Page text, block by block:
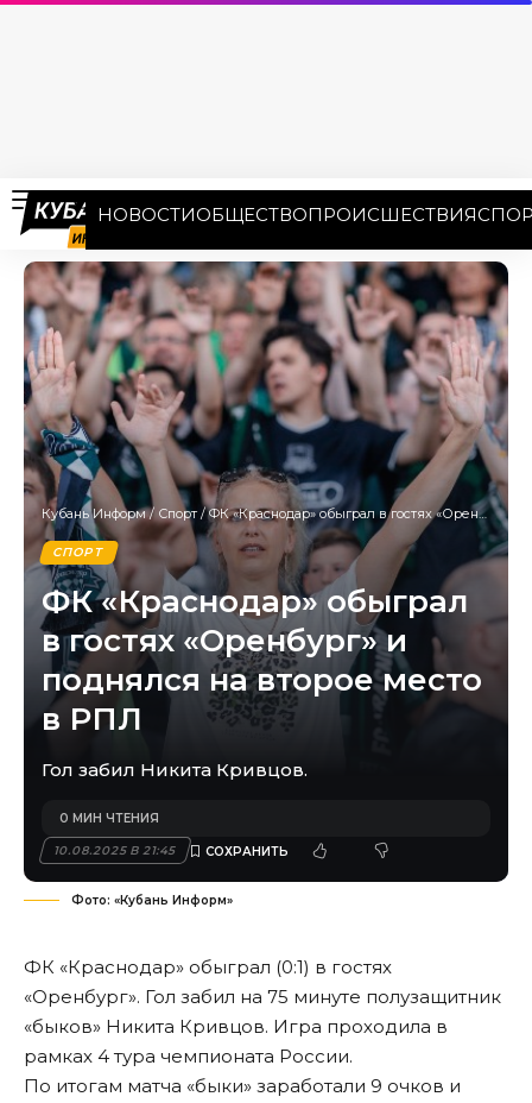
НОВОСТИОБЩЕСТВОПРОИСШЕСТВИЯ
Кубань Информ/ Спорт /ФК «Краснодар» обыграл в гостях «Оренбург» и поднялся на второе место в РПЛ
СПОРТ
ФК «Краснодар» обыграл
в гостях «Оренбург» и
поднялся на второе место
в РПЛ
Гол забил Никита Кривцов.
10.08.2025 В 21:45
0 МИН ЧТЕНИЯ
Фото: «Кубань Информ»
ФК «Краснодар» обыграл (0:1) в гостях
«Оренбург». Гол забил на 75 минуте полузащитник
«быков» Никита Кривцов. Игра проходила в
рамках 4 тура чемпионата России.
По итогам матча «быки» заработали 9 очков и